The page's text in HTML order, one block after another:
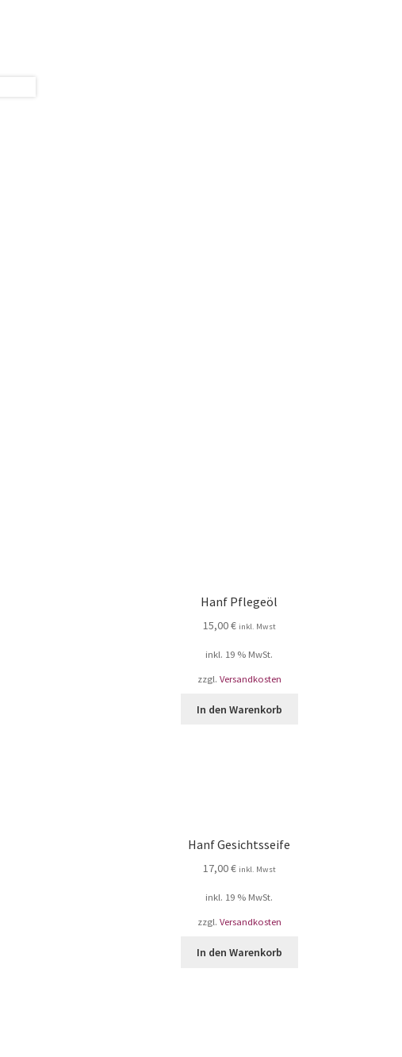
Hanf Pflegeöl
15,00€ inkl. Mwst
inkl. 19 % MwSt.
zzgl. Versandkosten
In den Warenkorb
Hanf Gesichtsseife
17,00€ inkl. Mwst
inkl. 19 % MwSt.
zzgl. Versandkosten
In den Warenkorb